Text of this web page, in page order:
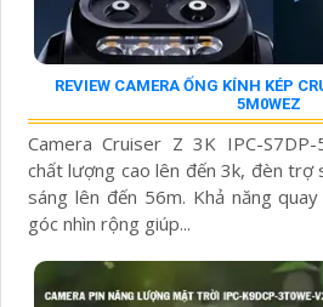
REVIEW CAMERA ỐNG KÍNH KÉP
5M0WEZ
Camera Cruiser Z 3K IPC-
chất lượng cao lên đến 3k, đèn trợ
sáng lên đến 56m. Khả năng
góc nhìn rộng giúp...